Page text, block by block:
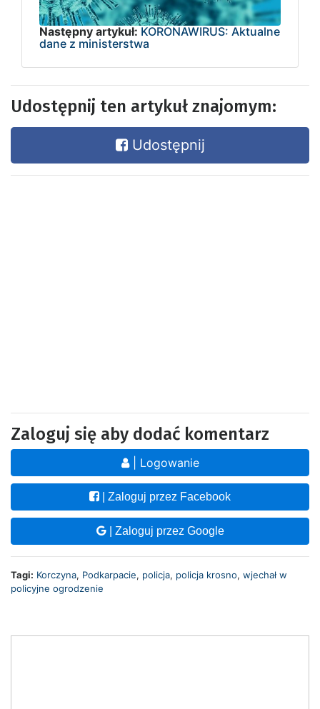
Następny artykuł: KORONAWIRUS: Aktualne
dane z ministerstwa
Udostępnij ten artykuł znajomym:
Udostępnij
Zaloguj się aby dodać komentarz
| Logowanie
| Zaloguj przez Facebook
| Zaloguj przez Google
Tagi: Korczyna, Podkarpacie, policja, policja krosno, wjechał w
policyjne ogrodzenie